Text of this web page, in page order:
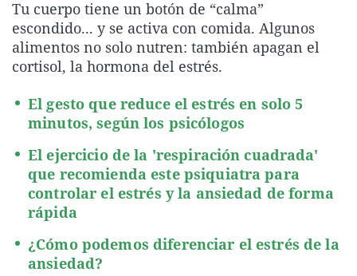
La rosa de los vientos
Gente viajera
Caso
Retornados
Operación Viuda
Extremadura
Galicia
País Vasco
Virales
Televisión
Tu cuerpo tiene un botón de “calma”
escondido... y se activa con comida. Algunos
alimentos no solo nutren: también apagan el
cortisol, la hormona del estrés.
El gesto que reduce el estrés en solo 5
minutos, según los psicólogos
El ejercicio de la 'respiración cuadrada'
que recomienda este psiquiatra para
controlar el estrés y la ansiedad de forma
rápida
¿Cómo podemos diferenciar el estrés de la
ansiedad?